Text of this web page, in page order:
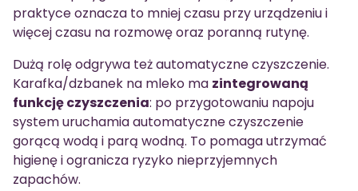
praktyce oznacza to mniej czasu przy urządzeniu i
więcej czasu na rozmowę oraz poranną rutynę.
Dużą rolę odgrywa też automatyczne czyszczenie.
Karafka/dzbanek na mleko ma zintegrowaną
funkcję czyszczenia: po przygotowaniu napoju
system uruchamia automatyczne czyszczenie
gorącą wodą i parą wodną. To pomaga utrzymać
higienę i ogranicza ryzyko nieprzyjemnych
zapachów.